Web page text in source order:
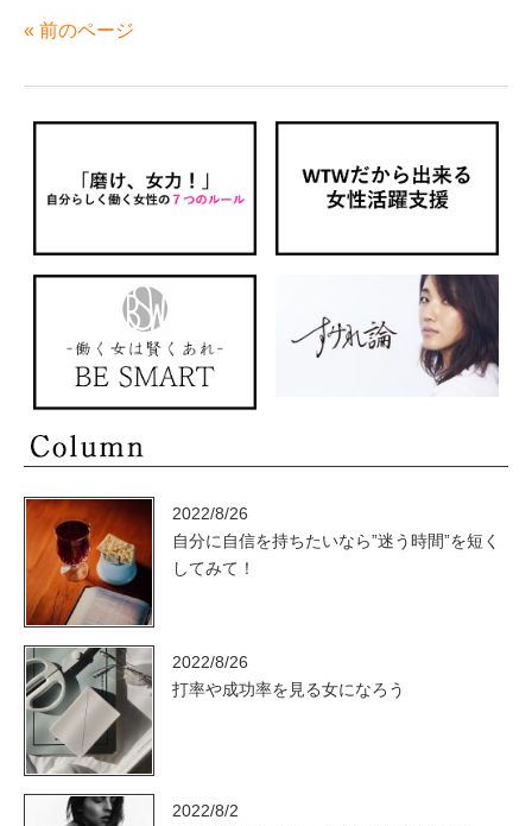
« 前のページ
2022/8/26
自分に自信を持ちたいなら”迷う時間”を短く
してみて！
2022/8/26
打率や成功率を見る女になろう
2022/8/2